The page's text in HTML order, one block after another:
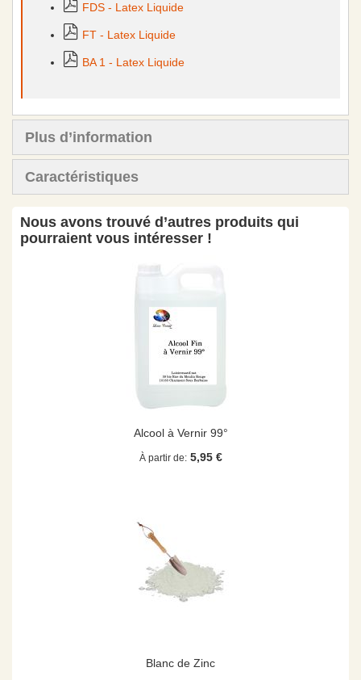
FDS - Latex Liquide
FT - Latex Liquide
BA 1 - Latex Liquide
Plus d’information
Caractéristiques
Nous avons trouvé d’autres produits qui
pourraient vous intéresser !
Alcool à Vernir 99°
À partir de 5,95 €
Blanc de Zinc